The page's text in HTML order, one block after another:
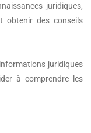
juridiques,
obtenir des conseils
juridiques
à comprendre les